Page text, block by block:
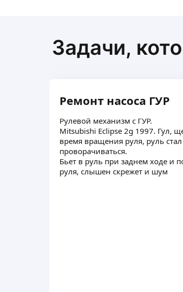
Задачи,
Ремонт насоса ГУР
Рулевой механизм с ГУР.
Mitsubishi Eclipse 2g 1997. Гул,
время вращения руля, руль стал
проворачиваться.
Бьет в руль при заднем ходе и
руля, слышен скрежет и шум